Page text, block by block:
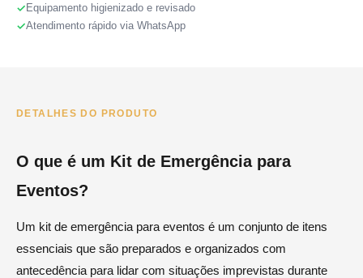
Equipamento higienizado e revisado
Atendimento rápido via WhatsApp
DETALHES DO PRODUTO
O que é um Kit de Emergência para
Eventos?
Um kit de emergência para eventos é um conjunto de itens
essenciais que são preparados e organizados com
antecedência para lidar com situações imprevistas durante